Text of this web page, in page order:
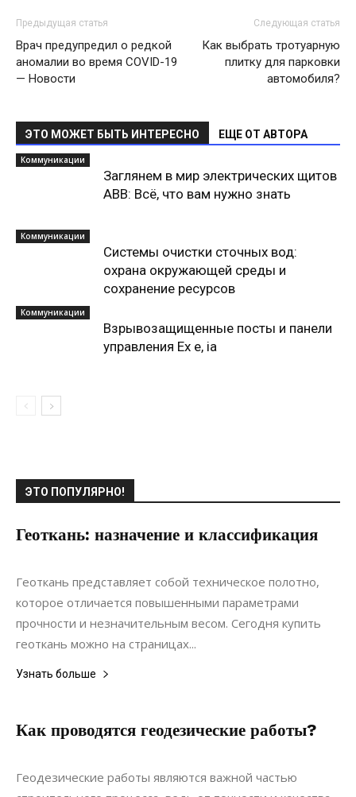
Предыдущая статья
Врач предупредил о редкой
аномалии во время COVID-19
— Новости
Следующая статья
Как выбрать тротуарную
плитку для парковки
автомобиля?
ЭТО МОЖЕТ БЫТЬ ИНТЕРЕСНО ЕЩЕ ОТ АВТОРА
Коммуникации
Заглянем в мир электрических щитов
ABB: Всё, что вам нужно знать
Коммуникации
Системы очистки сточных вод:
охрана окружающей среды и
сохранение ресурсов
Коммуникации
Взрывозащищенные посты и панели
управления Ex e, ia
ЭТО ПОПУЛЯРНО!
Геоткань: назначение и классификация
16.09.2020
Геоткань представляет собой техническое полотно,
которое отличается повышенными параметрами
прочности и незначительным весом. Сегодня купить
геоткань можно на страницах...
Узнать больше
Как проводятся геодезические работы?
20.05.2021
Геодезические работы являются важной частью